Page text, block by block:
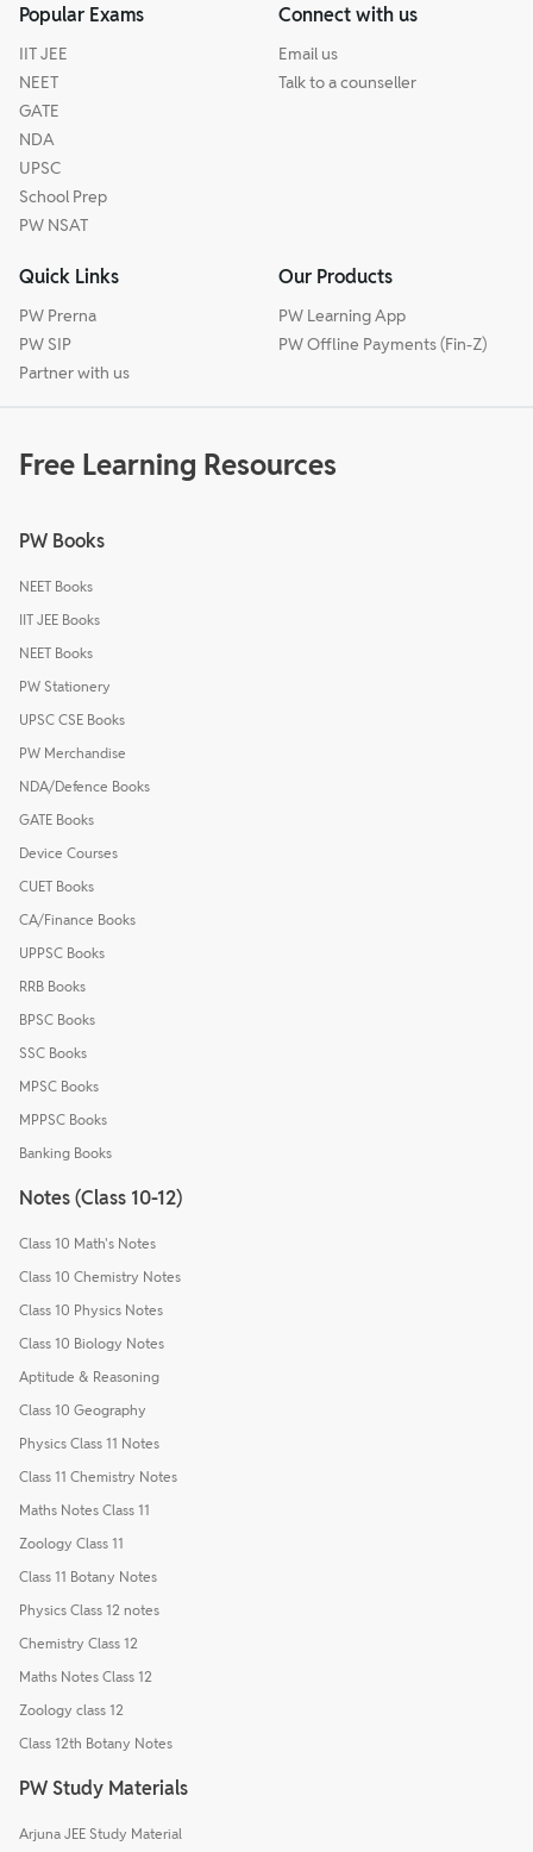
Popular Exams
IIT JEE
NEET
GATE
NDA
UPSC
School Prep
PW NSAT
Connect with us
Email us
Talk to a counseller
Quick Links
PW Prerna
PW SIP
Partner with us
Our Products
PW Learning App
PW Offline Payments (Fin-Z)
Free Learning Resources
PW Books
NEET Books
IIT JEE Books
NEET Books
PW Stationery
UPSC CSE Books
PW Merchandise
NDA/Defence Books
GATE Books
Device Courses
CUET Books
CA/Finance Books
UPPSC Books
RRB Books
BPSC Books
SSC Books
MPSC Books
MPPSC Books
Banking Books
Notes (Class 10-12)
Class 10 Math's Notes
Class 10 Chemistry Notes
Class 10 Physics Notes
Class 10 Biology Notes
Aptitude & Reasoning
Class 10 Geography
Physics Class 11 Notes
Class 11 Chemistry Notes
Maths Notes Class 11
Zoology Class 11
Class 11 Botany Notes
Physics Class 12 notes
Chemistry Class 12
Maths Notes Class 12
Zoology class 12
Class 12th Botany Notes
PW Study Materials
Arjuna JEE Study Material